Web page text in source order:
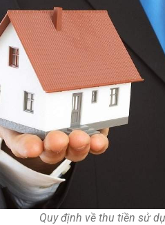
Quy định về thu tiền sử